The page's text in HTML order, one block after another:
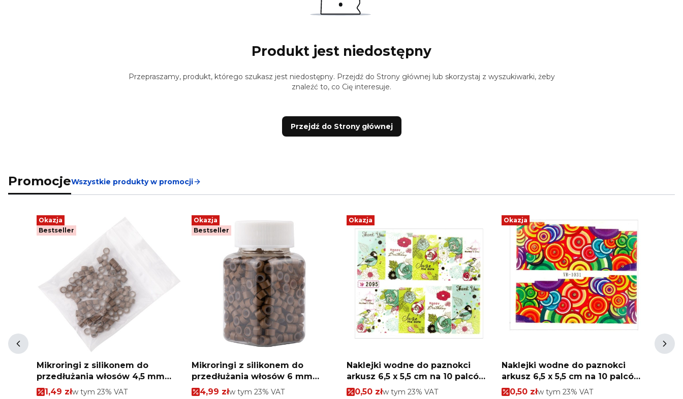
Produkt jest niedostępny
Przepraszamy, produkt, którego szukasz jest niedostępny. Przejdź do Strony głównej lub skorzystaj z wyszukiwarki, żeby
znaleźć to, co Cię interesuje.
Przejdź do Strony głównej
PromocjeWszystkie produkty w promocji
Okazja
Bestseller
Mikroringi z silikonem do
przedłużania włosów 4,5 mm
kolor Nr 5 woreczek 100 szt
Cena promocyjna brutto
1,49 złw tym %s VAT
w tym 23% VAT
Okazja
Bestseller
Mikroringi z silikonem do
przedłużania włosów 6 mm
kolor Nr 6 500 szt
Cena promocyjna brutto
4,99 złw tym %s VAT
w tym 23% VAT
Okazja
Naklejki wodne do paznokci
arkusz 6,5 x 5,5 cm na 10 palców
Nr 2095
Cena promocyjna brutto
0,50 złw tym %s VAT
w tym 23% VAT
Okazja
Naklejki wodne do paznokci
arkusz 6,5 x 5,5 cm na 10 palców
yb Nr 1031
Cena promocyjna brutto
0,50 złw tym %s VAT
w tym 23% VAT